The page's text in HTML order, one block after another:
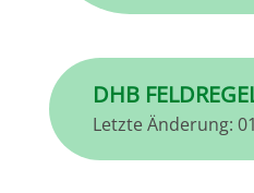
DHB
Letzte Änderung: